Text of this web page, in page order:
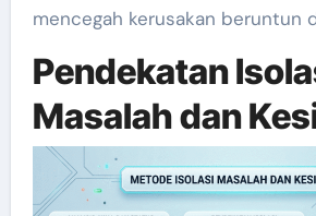
mencegah kerusakan beruntun
Pendekatan
Masalah dan